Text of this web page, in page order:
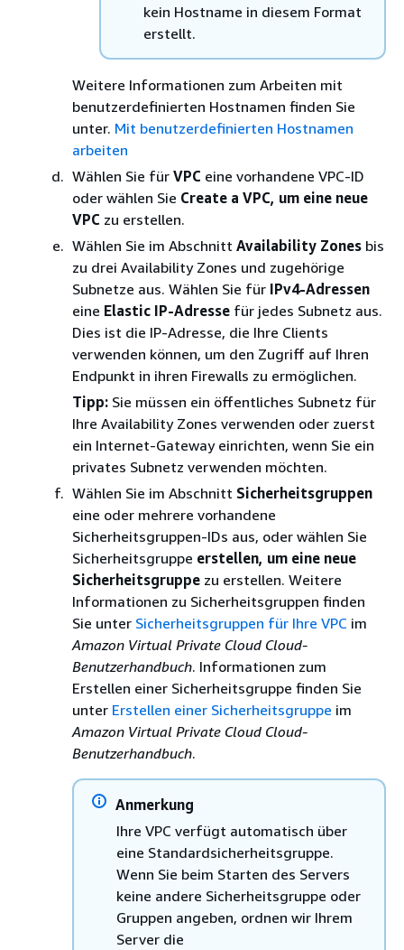
kein Hostname in diesem Format
erstellt.
Weitere Informationen zum Arbeiten mit
benutzerdefinierten Hostnamen finden Sie
unter. Mit benutzerdefinierten Hostnamen
arbeiten
Wählen Sie für VPC eine vorhandene VPC-ID
oder wählen Sie Create a VPC, um eine neue
VPC zu erstellen.
Wählen Sie im Abschnitt Availability Zones bis
zu drei Availability Zones und zugehörige
Subnetze aus. Wählen Sie für IPv4-Adressen
eine Elastic IP-Adresse für jedes Subnetz aus.
Dies ist die IP-Adresse, die Ihre Clients
verwenden können, um den Zugriff auf Ihren
Endpunkt in ihren Firewalls zu ermöglichen.
Tipp: Sie müssen ein öffentliches Subnetz für
Ihre Availability Zones verwenden oder zuerst
ein Internet-Gateway einrichten, wenn Sie ein
privates Subnetz verwenden möchten.
Wählen Sie im Abschnitt Sicherheitsgruppen
eine oder mehrere vorhandene
Sicherheitsgruppen-IDs aus, oder wählen Sie
Sicherheitsgruppe erstellen, um eine neue
Sicherheitsgruppe zu erstellen. Weitere
Informationen zu Sicherheitsgruppen finden
Sie unter Sicherheitsgruppen für Ihre VPC im
Amazon Virtual Private Cloud Cloud-
Benutzerhandbuch. Informationen zum
Erstellen einer Sicherheitsgruppe finden Sie
unter Erstellen einer Sicherheitsgruppe im
Amazon Virtual Private Cloud Cloud-
Benutzerhandbuch.
Anmerkung
Ihre VPC verfügt automatisch über
eine Standardsicherheitsgruppe.
Wenn Sie beim Starten des Servers
keine andere Sicherheitsgruppe oder
Gruppen angeben, ordnen wir Ihrem
Server die